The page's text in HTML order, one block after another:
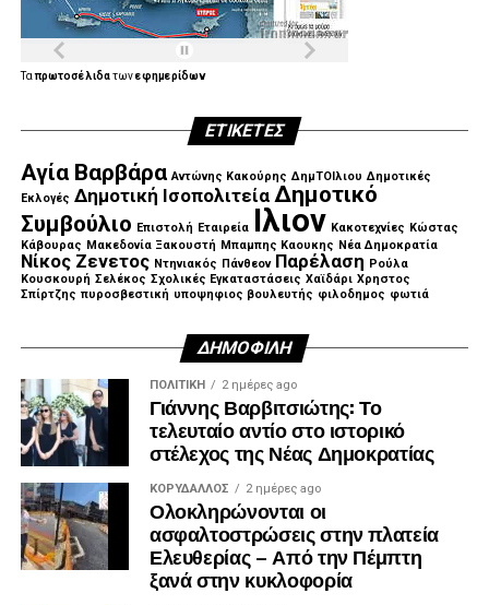
Ταπρωτοσέλιδατωνεφημερίδων
ΕΤΙΚΈΤΕΣ
Αγία Βαρβάρα Αντώνης Κακούρης ΔημΤΟΙλιου Δημοτικές
Εκλογές Δημοτική Ισοπολιτεία Δημοτικό
Συμβούλιο Επιστολή Εταιρεία Ιλιον Κακοτεχνίες Κώστας
Κάβουρας Μακεδονία Ξακουστή Μπαμπης Καουκης Νέα Δημοκρατία
Νίκος Ζενετος Ντηνιακός Πάνθεον Παρέλαση Ρούλα
Κουσκουρή Σελέκος Σχολικές Εγκαταστάσεις Χαϊδάρι Χρηστος
Σπίρτζης πυροσβεστική υποψηφιος βουλευτής φιλοδημος φωτιά
ΔΗΜΟΦΙΛΉ
ΠΟΛΙΤΙΚΉ 2 ημέρες ago
Γιάννης Βαρβιτσιώτης: Το
τελευταίο αντίο στο ιστορικό
στέλεχος της Νέας Δημοκρατίας
ΚΟΡΥΔΑΛΛΟΣ 2 ημέρες ago
Ολοκληρώνονται οι
ασφαλτοστρώσεις στην πλατεία
Ελευθερίας – Από την Πέμπτη
ξανά στην κυκλοφορία